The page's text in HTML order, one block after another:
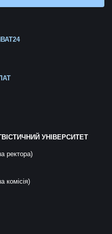
УНІВЕРСИТЕТ
ректора)
комісія)